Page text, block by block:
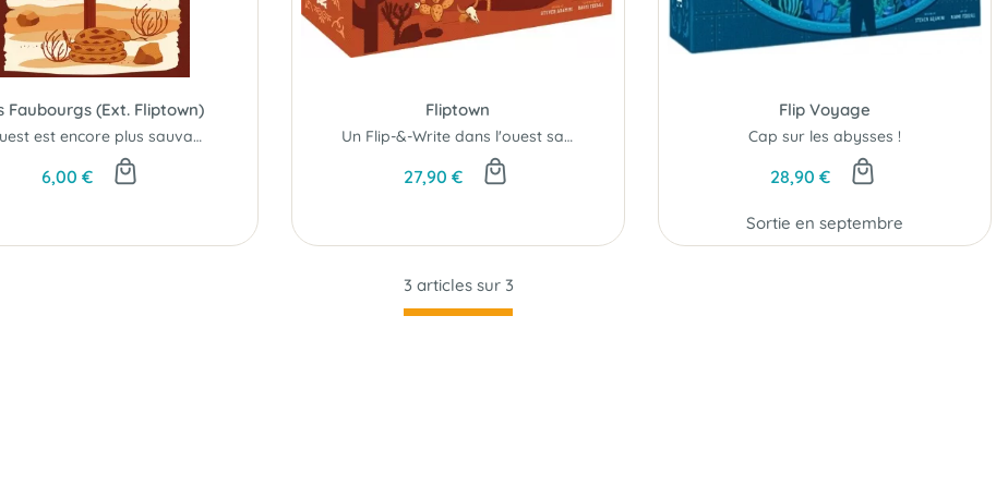
Faubourgs (Ext. Fliptown)
L'Ouest est encore plus sauvage !
6,00 €
Fliptown
Un Flip-&-Write dans l'ouest sauvage !
27,90 €
Flip Voyage
Cap sur les abysses !
28,90 €
Sortie en septembre
3 articles sur 3